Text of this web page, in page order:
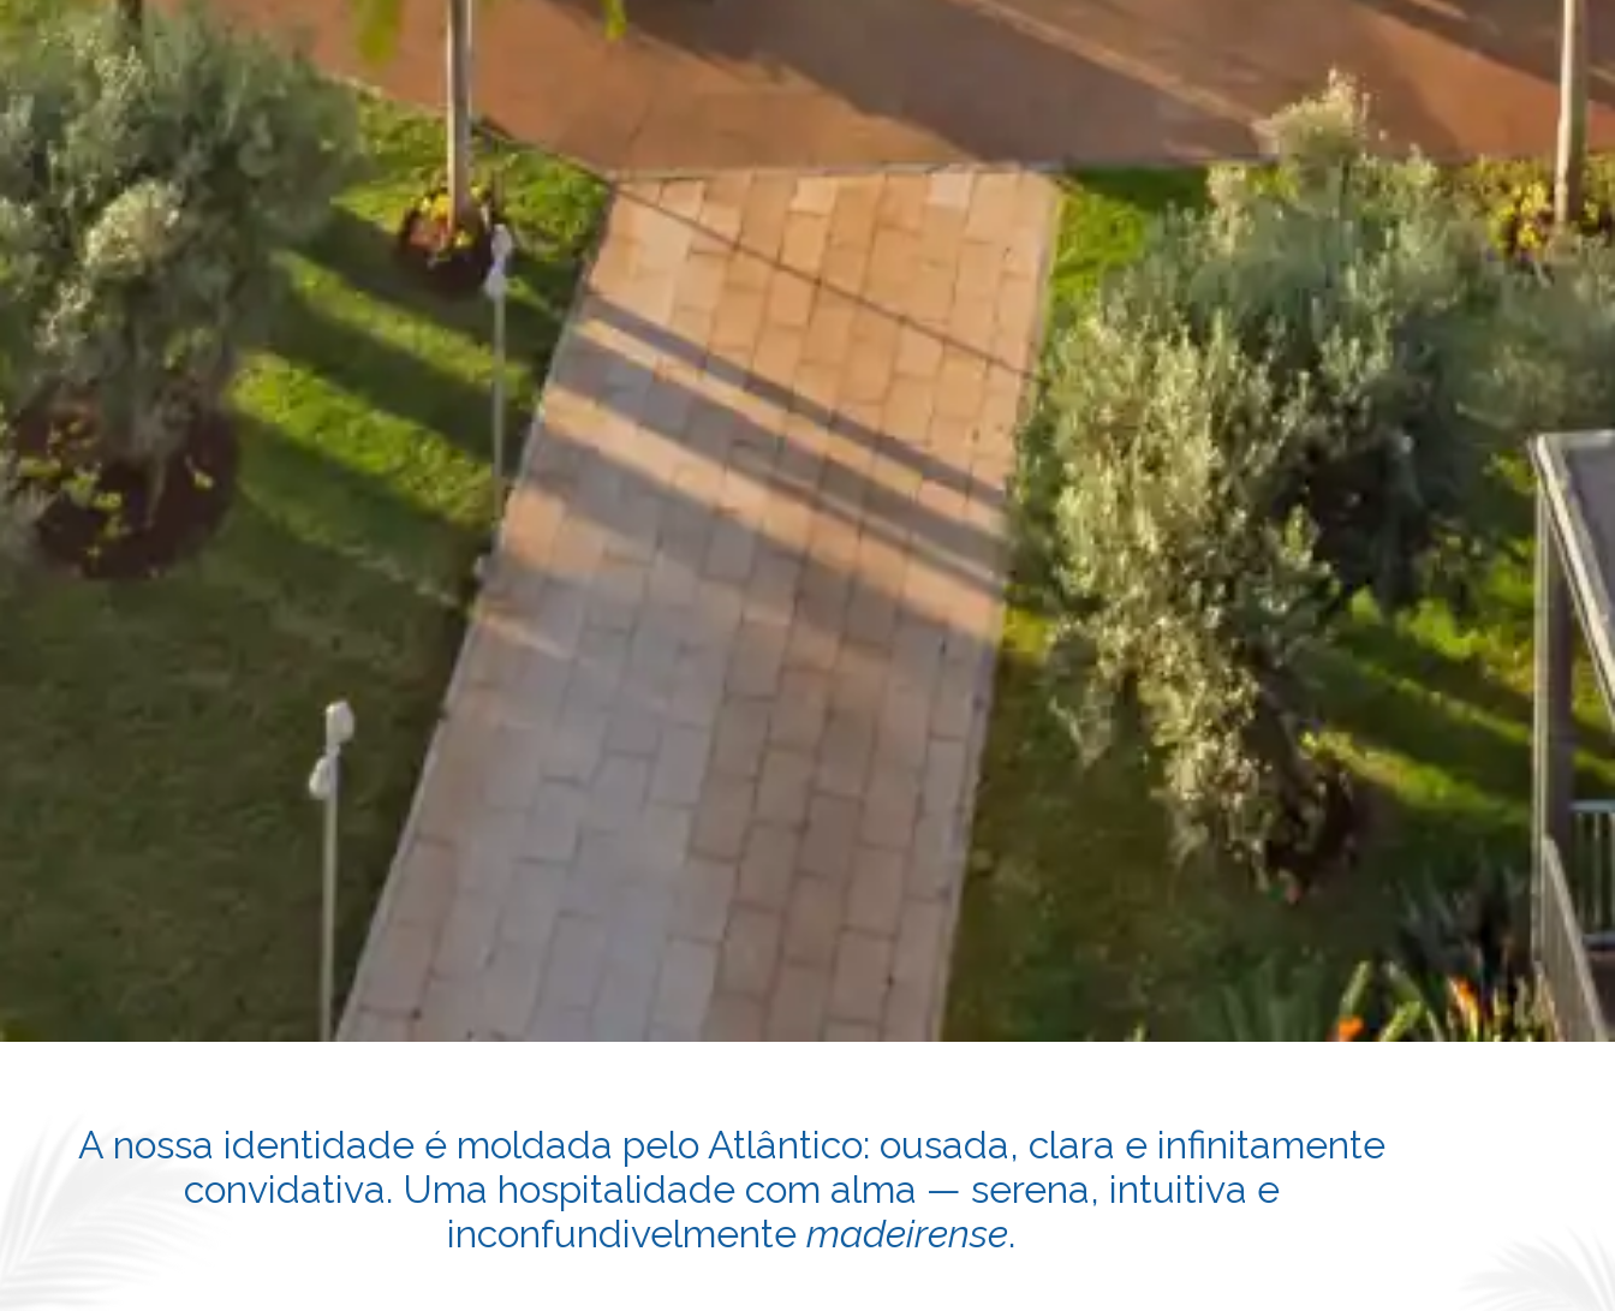
A nossa identidade é moldada pelo Atlântico: ousada, clara e infinitamente
convidativa. Uma hospitalidade com alma — serena, intuitiva e
inconfundivelmentemadeirense.